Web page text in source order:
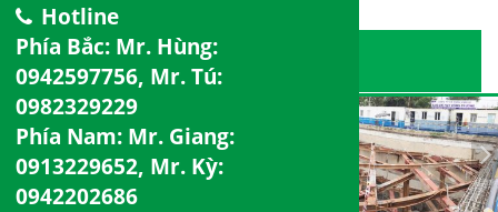
Hotline
Phía Bắc: Mr. Hùng:
0942597756, Mr. Tú:
0982329229
Phía Nam: Mr. Giang:
0913229652, Mr. Kỳ:
0942202686